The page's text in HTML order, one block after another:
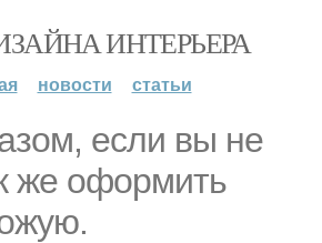
ИНТЕРЬЕРА
новости статьи
если вы не
же оформить